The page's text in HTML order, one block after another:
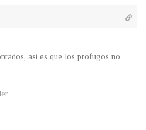
asi es que los profugos no